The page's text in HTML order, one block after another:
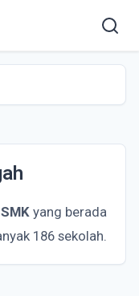
SMK yang berada
186 sekolah.